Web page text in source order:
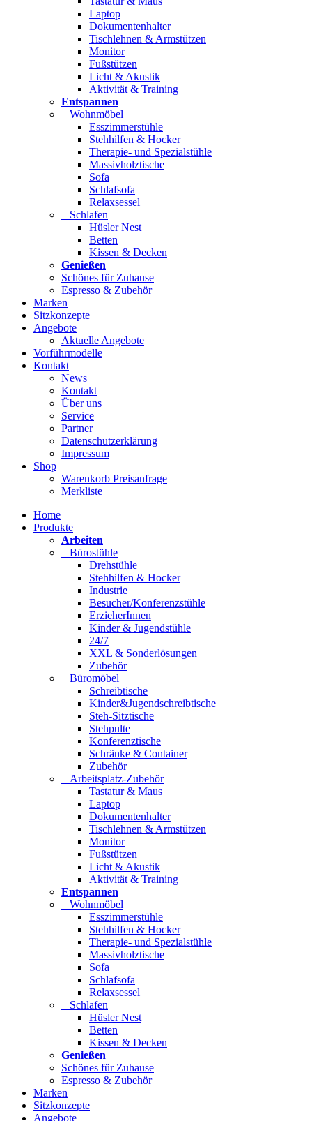
Laptop
Dokumentenhalter
Tischlehnen & Armstützen
Monitor
Fußstützen
Licht & Akustik
Aktivität & Training
Entspannen
Wohnmöbel
Esszimmerstühle
Stehhilfen & Hocker
Therapie- und Spezialstühle
Massivholztische
Sofa
Schlafsofa
Relaxsessel
Schlafen
Hüsler Nest
Betten
Kissen & Decken
Genießen
Schönes für Zuhause
Espresso & Zubehör
Marken
Sitzkonzepte
Angebote
Aktuelle Angebote
Vorführmodelle
Kontakt
News
Kontakt
Über uns
Service
Partner
Datenschutzerklärung
Impressum
Shop
Warenkorb Preisanfrage
Merkliste
Home
Produkte
Arbeiten
Bürostühle
Drehstühle
Stehhilfen & Hocker
Industrie
Besucher/Konferenzstühle
ErzieherInnen
Kinder & Jugendstühle
24/7
XXL & Sonderlösungen
Zubehör
Büromöbel
Schreibtische
Kinder&Jugendschreibtische
Steh-Sitztische
Stehpulte
Konferenztische
Schränke & Container
Zubehör
Arbeitsplatz-Zubehör
Tastatur & Maus
Laptop
Dokumentenhalter
Tischlehnen & Armstützen
Monitor
Fußstützen
Licht & Akustik
Aktivität & Training
Entspannen
Wohnmöbel
Esszimmerstühle
Stehhilfen & Hocker
Therapie- und Spezialstühle
Massivholztische
Sofa
Schlafsofa
Relaxsessel
Schlafen
Hüsler Nest
Betten
Kissen & Decken
Genießen
Schönes für Zuhause
Espresso & Zubehör
Marken
Sitzkonzepte
Angebote